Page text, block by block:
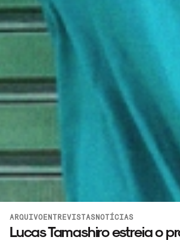
ARQUIVOENTREVISTASNOTÍCIAS
Lucas Tamashiro estreia o